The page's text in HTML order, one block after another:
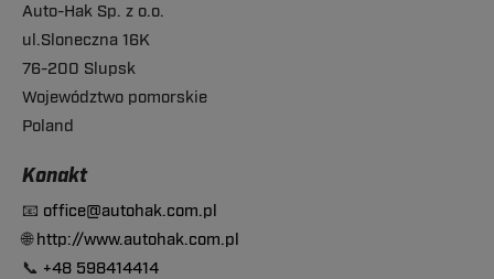
Auto-Hak Sp. z o.o.
ul.Sloneczna 16K
76-200 Slupsk
Województwo pomorskie
Poland
Konakt
📧 office@autohak.com.pl
🌐http://www.autohak.com.pl
📞 +48 598414414